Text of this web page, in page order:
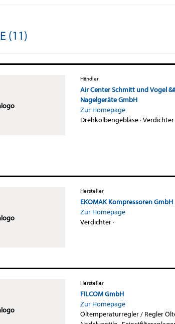
(11)
Händler
Air Center Schmitt und Vogel
Nagelgeräte GmbH
Zur Homepage
Drehkolbengebläse·Verdichter
Hersteller
EKOMAK Kompressoren GmbH
Zur Homepage
Verdichter·
Hersteller
FILCOM GmbH
Zur Homepage
Öltemperaturregler / Regler